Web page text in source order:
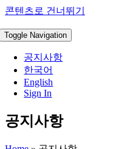
콘텐츠로 건너뛰기
Toggle Navigation
공지사항
한국어
English
Sign In
공지사항